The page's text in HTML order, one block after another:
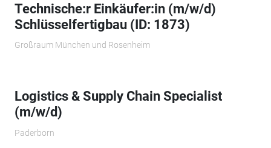
Technische:r Einkäufer:in (m/w/d)
Schlüsselfertigbau (ID: 1873)
Großraum München und Rosenheim
Logistics & Supply Chain Specialist
(m/w/d)
Paderborn